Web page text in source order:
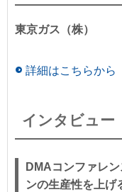
東京ガス（株）
詳細はこちらから
インタビュー
DMAコンファレ
ンの生産性を上げ